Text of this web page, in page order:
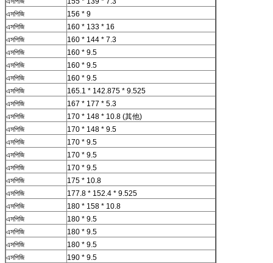
এসপিজি
156 * 9
এসপিজি
160 * 133 * 16
এসপিজি
160 * 144 * 7.3
এসপিজি
160 * 9.5
এসপিজি
160 * 9.5
এসপিজি
160 * 9.5
এসপিজি
165.1 * 142.875 * 9.525
এসপিজি
167 * 177 * 5.3
এসপিজি
170 * 148 * 10.8 (其他)
এসপিজি
170 * 148 * 9.5
এসপিজি
170 * 9.5
এসপিজি
170 * 9.5
এসপিজি
170 * 9.5
এসপিজি
175 * 10.8
এসপিজি
177.8 * 152.4 * 9.525
এসপিজি
180 * 158 * 10.8
এসপিজি
180 * 9.5
এসপিজি
180 * 9.5
এসপিজি
180 * 9.5
এসপিজি
190 * 9.5